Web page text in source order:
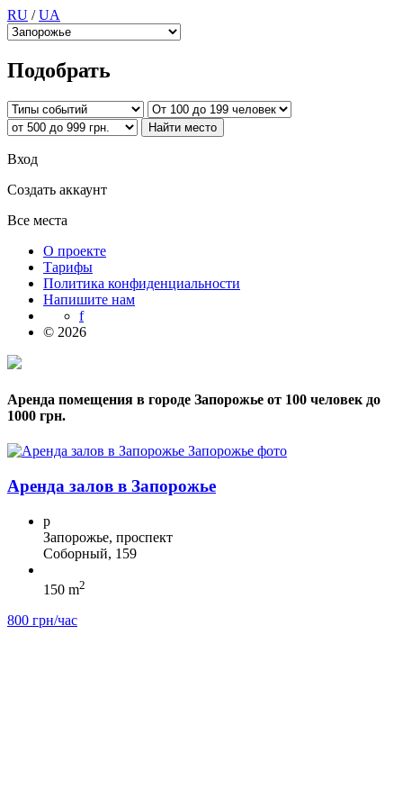
RU /UA
Подобрать
Вход
Создать аккаунт
Все места
О проекте
Тарифы
Политика конфиденциальности
Напишите нам
f
© 2026
Аренда помещения в городе Запорожье от 100 человек до
1000 грн.
Аренда залов в Запорожье
p
Запорожье, проспект
Соборный, 159
150 m2
800 грн/час